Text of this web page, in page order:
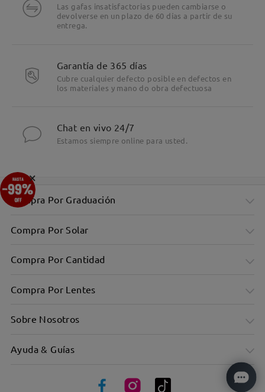
Las gafas insatisfactorias pueden cambiarse o
devolverse en un plazo de 60 días a partir de su
entrega.
Garantía de 365 días
Cubre cualquier defecto posible en defectos en
los materiales y mano do obra defectuosa
Chat en vivo 24/7
Estamos siempre online para usted.
Compra Por Graduación
Compra Por Solar
Compra Por Cantidad
Compra Por Lentes
Sobre Nosotros
Ayuda & Guías
×